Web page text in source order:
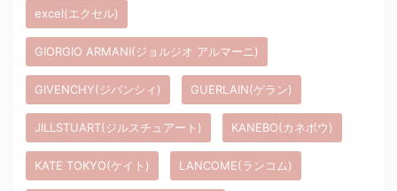
excel(エクセル)
GIORGIO ARMANI(ジョルジオ アルマーニ)
GIVENCHY(ジバンシィ) GUERLAIN(ゲラン)
JILLSTUART(ジルスチュアート) KANEBO(カネボウ)
KATE TOKYO(ケイト) LANCOME(ランコム)